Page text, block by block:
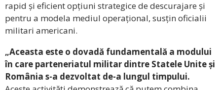
rapid și eficient opțiuni strategice de descurajare și
pentru a modela mediul operațional, susțin oficialii
militari americani.
„Aceasta este o dovadă fundamentală a modului
în care parteneriatul militar dintre Statele Unite și
România s-a dezvoltat de-a lungul timpului.